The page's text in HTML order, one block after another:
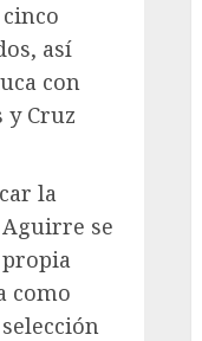
así
con
y Cruz
la
se
como